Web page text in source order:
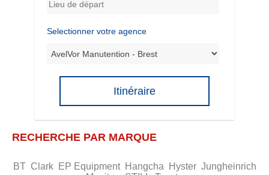
Selectionner votre agence
Itinéraire
RECHERCHE PAR MARQUE
BT Clark EP Equipment Hangcha Hyster Jungheinrich